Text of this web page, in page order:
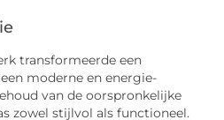
transformeerde een
moderne en energie-
van de oorspronkelijke
zowel stijlvol als functioneel.